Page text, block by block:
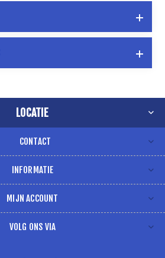
LOCATIE
CONTACT
INFORMATIE
MIJN ACCOUNT
VOLG ONS VIA